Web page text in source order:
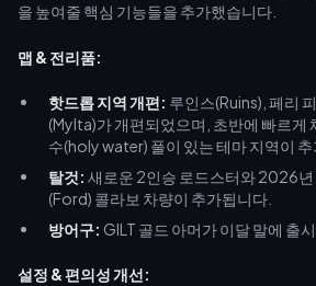
을 높여줄 핵심 기능들을 추가했습니다.
맵 & 전리품:
핫드롭 지역 개편: 루인스(Ruins), 페리
(Mylta)가 개편되었으며, 초반에 빠르게
수(holy water) 풀이 있는 테마 지역이
탈것: 새로운 2인승 로드스터와 2026년
(Ford) 콜라보 차량이 추가됩니다.
방어구: GILT 골드 아머가 이달 말에 출
설정 & 편의성 개선: